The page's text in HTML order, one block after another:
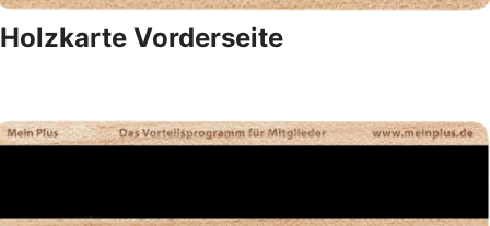
Holzkarte Vorderseite